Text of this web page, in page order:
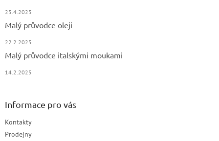
25.4.2025
Malý průvodce oleji
22.2.2025
Malý průvodce italskými moukami
14.2.2025
Informace pro vás
Kontakty
Prodejny